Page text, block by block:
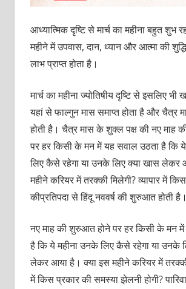
आध्‍यात्मिक दृष्टि से मार्च का महीना बहुत शुभ
महीने में उपवास, दान, ध्‍यान और आत्‍मा की
लाभ प्राप्‍त होता है।
मार्च का महीना ज्‍योतिषीय दृष्टि से इसलिए भी
यहां से फाल्गुन मास समाप्त होता है और चैत्र
होती है। चैत्र मास के शुक्ल पक्ष की नए माह
पर हर किसी के मन में यह सवाल उठता है कि
लिए कैसे रहेगा या उनके लिए क्या खास लेकर
महीने करियर में तरक्की मिलेगी? व्यापार में
कीप्रतिपदा से हिंदू नववर्ष की शुरुआत होती है।
नए माह की शुरुआत होने पर हर किसी के मन
है कि ये महीना उनके लिए कैसे रहेगा या उनके
लेकर आया है। क्या इस महीने करियर में तरक्की
में किस प्रकार की समस्या झेलनी होगी?